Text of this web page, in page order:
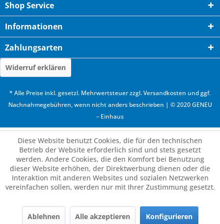
Shop Service
Informationen
Zahlungsarten
Widerruf erklären
* Alle Preise inkl. gesetzl. Mehrwertsteuer zzgl.Versandkosten und ggf.
Nachnahmegebühren, wenn nicht anders beschrieben | © 2020 GENEU
– Einhaus
Diese Website benutzt Cookies, die für den technischen
Betrieb der Website erforderlich sind und stets gesetzt
werden. Andere Cookies, die den Komfort bei Benutzung
dieser Website erhöhen, der Direktwerbung dienen oder die
Interaktion mit anderen Websites und sozialen Netzwerken
vereinfachen sollen, werden nur mit Ihrer Zustimmung gesetzt.
Ablehnen Alle akzeptieren Konfigurieren